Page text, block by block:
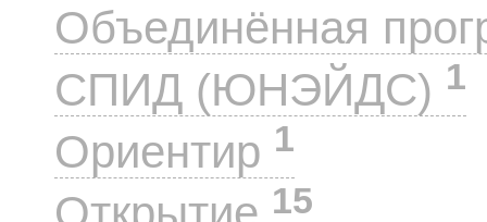
Объединённая
СПИД (ЮНЭЙДС) 1
Ориентир 1
15